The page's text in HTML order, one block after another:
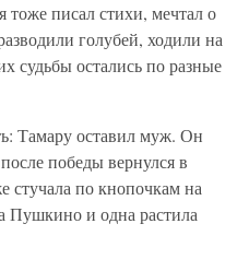
тоже писал стихи, мечтал о
голубей, ходили на
судьбы остались по разные
Тамару оставил муж. Он
победы вернулся в
стучала по кнопочкам на
Пушкино и одна растила